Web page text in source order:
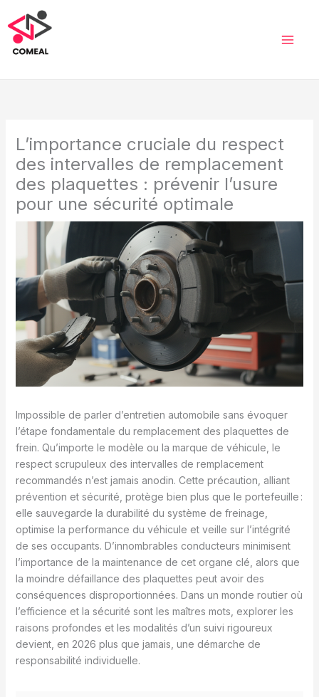
au
contenu
L’importance cruciale du respect
des intervalles de remplacement
des plaquettes : prévenir l’usure
pour une sécurité optimale
Impossible de parler d’entretien automobile sans évoquer
l’étape fondamentale du remplacement des plaquettes de
frein. Qu’importe le modèle ou la marque de véhicule, le
respect scrupuleux des intervalles de remplacement
recommandés n’est jamais anodin. Cette précaution, alliant
prévention et sécurité, protège bien plus que le portefeuille :
elle sauvegarde la durabilité du système de freinage,
optimise la performance du véhicule et veille sur l’intégrité
de ses occupants. D’innombrables conducteurs minimisent
l’importance de la maintenance de cet organe clé, alors que
la moindre défaillance des plaquettes peut avoir des
conséquences disproportionnées. Dans un monde routier où
l’efficience et la sécurité sont les maîtres mots, explorer les
raisons profondes et les modalités d’un suivi rigoureux
devient, en 2026 plus que jamais, une démarche de
responsabilité individuelle.